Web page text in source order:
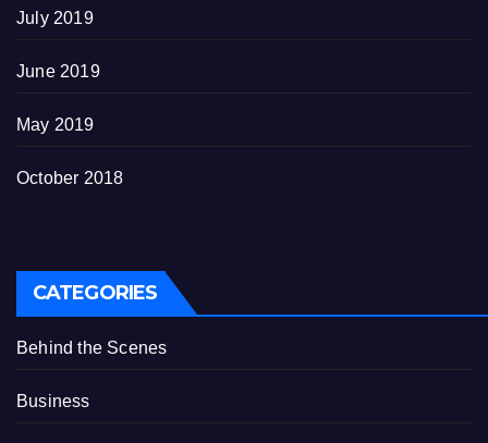
July 2019
June 2019
May 2019
October 2018
CATEGORIES
Behind the Scenes
Business